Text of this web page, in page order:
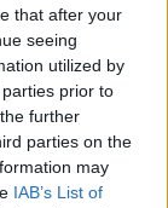
that after your
seeing
utilized by
prior to
further
parties on the
may
IAB’s List of